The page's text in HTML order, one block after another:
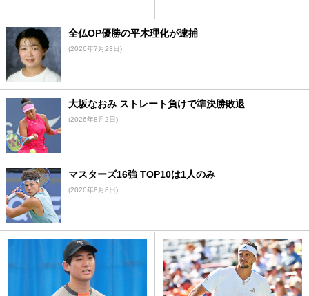
全仏OP優勝の平木理化が逮捕
(2026年7月23日)
大坂なおみ ストレート負けで準決勝敗退
(2026年8月2日)
マスターズ16強 TOP10は1人のみ
(2026年8月8日)